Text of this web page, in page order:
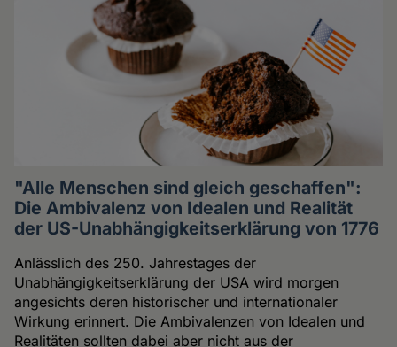
"Alle Menschen sind gleich geschaffen":
Die Ambivalenz von Idealen und Realität
der US-Unabhängigkeitserklärung von 1776
Anlässlich des 250. Jahrestages der
Unabhängigkeitserklärung der USA wird morgen
angesichts deren historischer und internationaler
Wirkung erinnert. Die Ambivalenzen von Idealen und
Realitäten sollten dabei aber nicht aus der